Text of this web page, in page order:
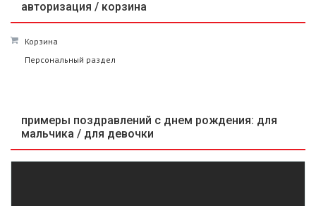
авторизация / корзина
Корзина
Персональный раздел
примеры поздравлений c днем рождения: для
мальчика / для девочки